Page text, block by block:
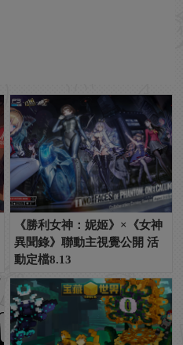
《勝利女神：妮姬》×《女神
異聞錄》聯動主視覺公開 活
動定檔8.13